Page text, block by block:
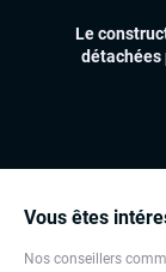
Vous êtes
Nos conseillers
Feux automatiques
ÉLECTRONIQUE
GPS
Le
détachées